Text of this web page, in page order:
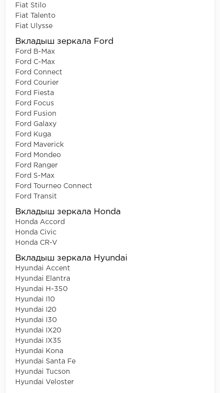
Fiat Stilo
Fiat Talento
Fiat Ulysse
Вкладыш зеркала Ford
Ford B-Max
Ford C-Max
Ford Connect
Ford Courier
Ford Fiesta
Ford Focus
Ford Fusion
Ford Galaxy
Ford Kuga
Ford Maverick
Ford Mondeo
Ford Ranger
Ford S-Max
Ford Tourneo Connect
Ford Transit
Вкладыш зеркала Honda
Honda Accord
Honda Civic
Honda CR-V
Вкладыш зеркала Hyundai
Hyundai Accent
Hyundai Elantra
Hyundai H-350
Hyundai I10
Hyundai I20
Hyundai I30
Hyundai IX20
Hyundai IX35
Hyundai Kona
Hyundai Santa Fe
Hyundai Tucson
Hyundai Veloster